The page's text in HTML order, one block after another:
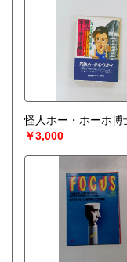
怪人ホー・ホーホ博
￥3,000